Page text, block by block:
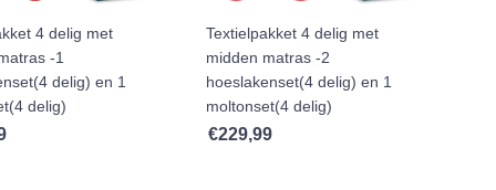
4 delig met
-1
delig) en 1
delig)
Textielpakket 4 delig met
midden matras -2
hoeslakenset(4 delig) en 1
moltonset(4 delig)
€229,99